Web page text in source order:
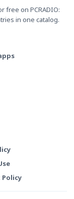
free on PCRADIO:
in one catalog.